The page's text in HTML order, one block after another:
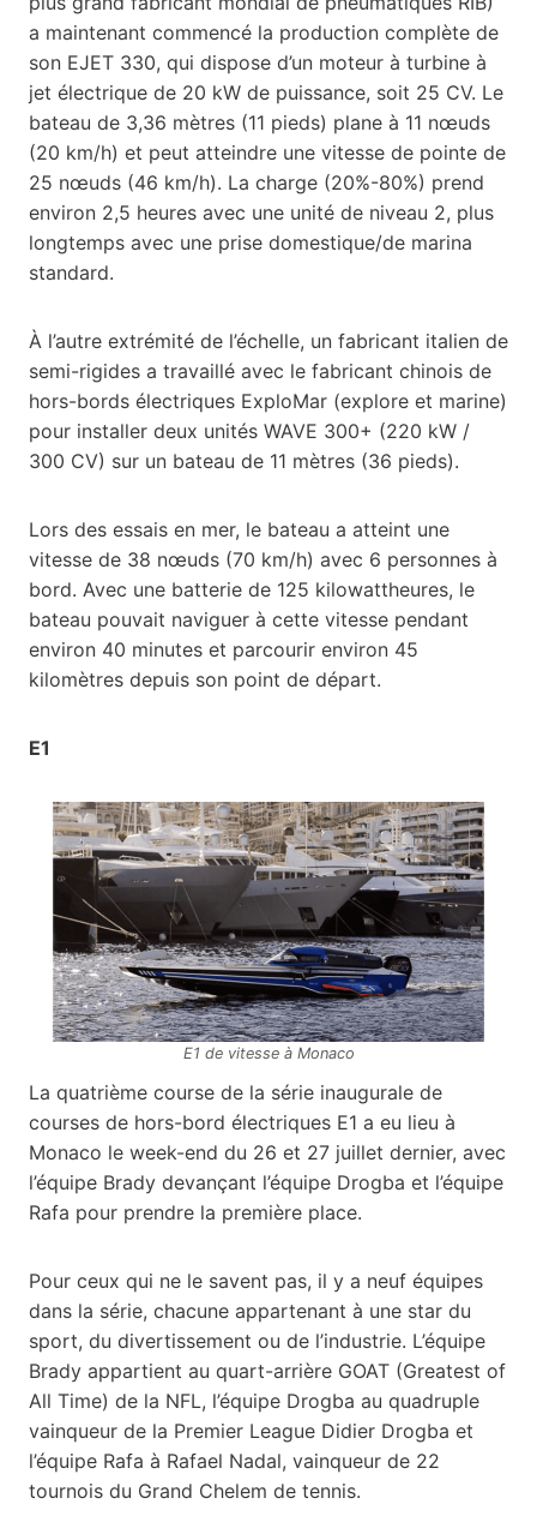
a maintenant commencé la production complète de
son EJET 330, qui dispose d’un moteur à turbine à
jet électrique de 20 kW de puissance, soit 25 CV. Le
bateau de 3,36 mètres (11 pieds) plane à 11 nœuds
(20 km/h) et peut atteindre une vitesse de pointe de
25 nœuds (46 km/h). La charge (20%-80%) prend
environ 2,5 heures avec une unité de niveau 2, plus
longtemps avec une prise domestique/de marina
standard.
À l’autre extrémité de l’échelle, un fabricant italien de
semi-rigides a travaillé avec le fabricant chinois de
hors-bords électriques ExploMar (explore et marine)
pour installer deux unités WAVE 300+ (220 kW /
300 CV) sur un bateau de 11 mètres (36 pieds).
Lors des essais en mer, le bateau a atteint une
vitesse de 38 nœuds (70 km/h) avec 6 personnes à
bord. Avec une batterie de 125 kilowattheures, le
bateau pouvait naviguer à cette vitesse pendant
environ 40 minutes et parcourir environ 45
kilomètres depuis son point de départ.
E1
E1 de vitesse à Monaco
La quatrième course de la série inaugurale de
courses de hors-bord électriques E1 a eu lieu à
Monaco le week-end du 26 et 27 juillet dernier, avec
l’équipe Brady devançant l’équipe Drogba et l’équipe
Rafa pour prendre la première place.
Pour ceux qui ne le savent pas, il y a neuf équipes
dans la série, chacune appartenant à une star du
sport, du divertissement ou de l’industrie. L’équipe
Brady appartient au quart-arrière GOAT (Greatest of
All Time) de la NFL, l’équipe Drogba au quadruple
vainqueur de la Premier League Didier Drogba et
l’équipe Rafa à Rafael Nadal, vainqueur de 22
tournois du Grand Chelem de tennis.